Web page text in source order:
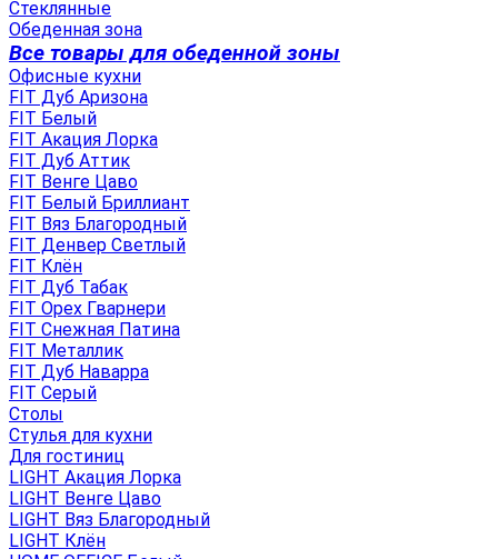
Стеклянные
Обеденная зона
Все товары для обеденной зоны
Офисные кухни
FIT Дуб Аризона
FIT Белый
FIT Акация Лорка
FIT Дуб Аттик
FIT Венге Цаво
FIT Белый Бриллиант
FIT Вяз Благородный
FIT Денвер Светлый
FIT Клён
FIT Дуб Табак
FIT Орех Гварнери
FIT Снежная Патина
FIT Металлик
FIT Дуб Наварра
FIT Серый
Столы
Стулья для кухни
Для гостиниц
LIGHT Акация Лорка
LIGHT Венге Цаво
LIGHT Вяз Благородный
LIGHT Клён